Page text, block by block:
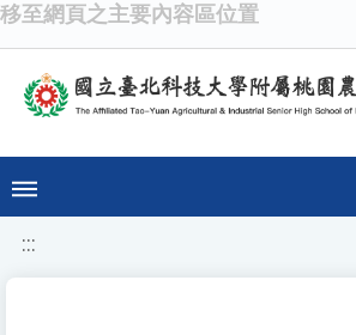
移至網頁之主要內容區位置
:::